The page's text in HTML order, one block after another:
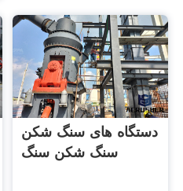
دستگاه های سنگ شکن
سنگ شکن سنگ